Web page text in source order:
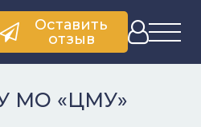
Оставить
отзыв
МО «ЦМУ»